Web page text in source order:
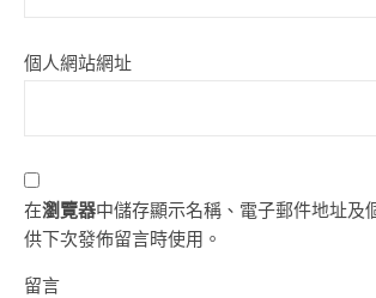
個人網站網址
在瀏覽器中儲存顯示名稱、電子郵件地址及
供下次發佈留言時使用。
留言